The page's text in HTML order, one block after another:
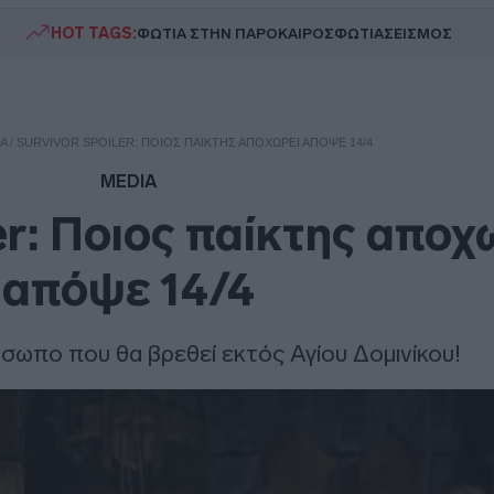
HOT TAGS:ΦΩΤΙΑ ΣΤΗΝ ΠΑΡΟΚΑΙΡΟΣΦΩΤΙΑΣΕΙΣΜΟΣ
/ SURVIVOR SPOILER: ΠΟΙΟΣ ΠΑΊΚΤΗΣ ΑΠΟΧΩΡΕΊ ΑΠΌΨΕ 14/4
MEDIA
Ποιος παίκτης
απόψε 14/4
που θα βρεθεί εκτός Αγίου Δομινίκου!